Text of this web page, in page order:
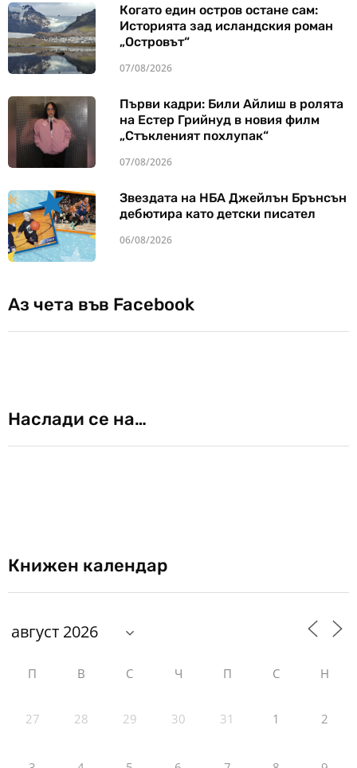
Когато един остров остане сам:
Историята зад исландския роман
„Островът“
07/08/2026
Първи кадри: Били Айлиш в ролята
на Естер Грийнуд в новия филм
„Стъкленият похлупак“
07/08/2026
Звездата на НБА Джейлън Брънсън
дебютира като детски писател
06/08/2026
Аз чета във Facebook
Наслади се на…
Книжен календар
П В С Ч П С Н
27 28 29 30 31 1 2